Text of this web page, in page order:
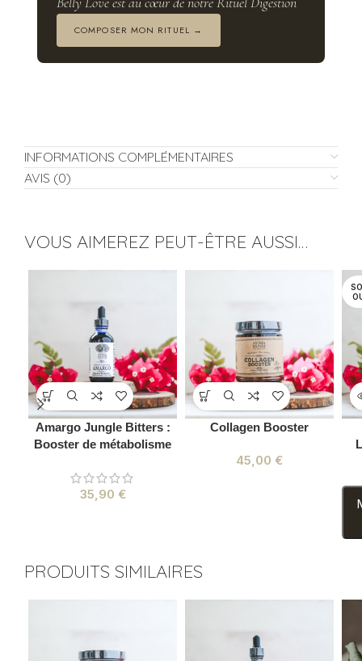
COMPOSER MON RITUEL →
INFORMATIONS COMPLÉMENTAIRES
AVIS (0)
VOUS AIMEREZ PEUT-ÊTRE AUSSI…
Amargo Jungle Bitters :
Booster de métabolisme
35,90 €
Collagen Booster
45,00 €
PRODUITS SIMILAIRES